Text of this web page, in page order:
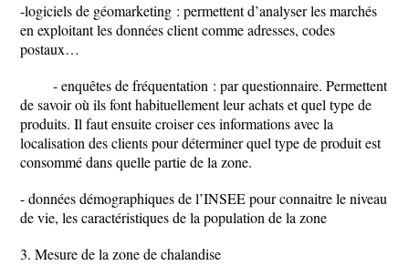
-logiciels de géomarketing : permettent d’analyser les marchés
en exploitant les données client comme adresses, codes
postaux…
- enquêtes de fréquentation : par questionnaire. Permettent
de savoir où ils font habituellement leur achats et quel type de
produits. Il faut ensuite croiser ces informations avec la
localisation des clients pour déterminer quel type de produit est
consommé dans quelle partie de la zone.
- données démographiques de l’INSEE pour connaitre le niveau
de vie, les caractéristiques de la population de la zone
3. Mesure de la zone de chalandise